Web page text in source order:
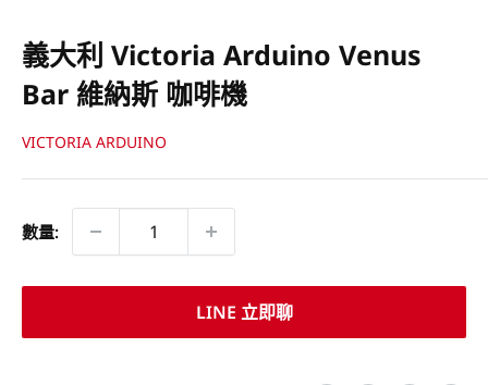
義大利 Victoria Arduino Venus
Bar 維納斯 咖啡機
VICTORIA ARDUINO
數量:
LINE 立即聊